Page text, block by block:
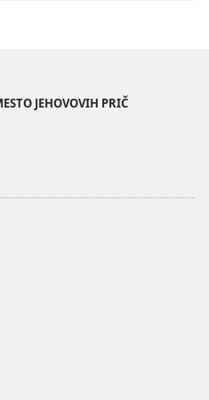
JEHOVOVIH PRIČ